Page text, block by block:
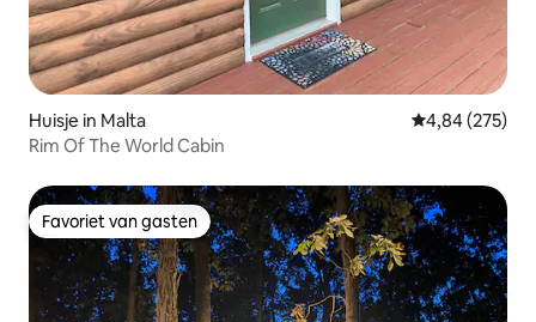
Huisje in Malta Gemiddelde
4,84 (275)
Rim Of The World Cabin
Favoriet van gasten
Favoriet van gasten